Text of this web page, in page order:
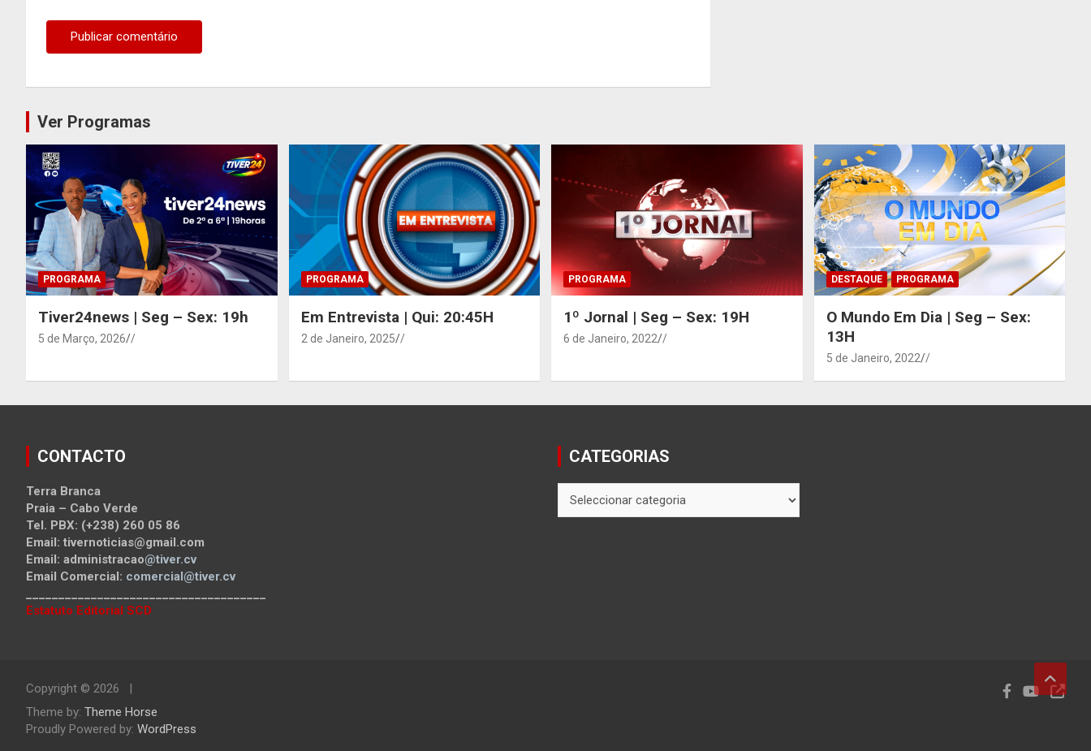
Ver Programas
PROGRAMA
Tiver24news | Seg – Sex: 19h
5 de Março, 2026 /
PROGRAMA
Em Entrevista | Qui: 20:45H
2 de Janeiro, 2025 /
PROGRAMA
1º Jornal | Seg – Sex: 19H
6 de Janeiro, 2022 /
DESTAQUE PROGRAMA
O Mundo Em Dia | Seg – Sex:
13H
5 de Janeiro, 2022 /
CONTACTO
Terra Branca
Praia – Cabo Verde
Tel. PBX: (+238) 260 05 86
Email: tivernoticias@gmail.com
Email: administracao@tiver.cv
Email Comercial: comercial@tiver.cv
Estatuto Editorial SCD
CATEGORIAS
Copyright © 2026
Theme by: Theme Horse
Proudly Powered by: WordPress